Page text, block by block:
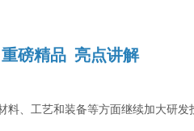
重磅精品 亮点讲解
、工艺和装备等方面继续加大研